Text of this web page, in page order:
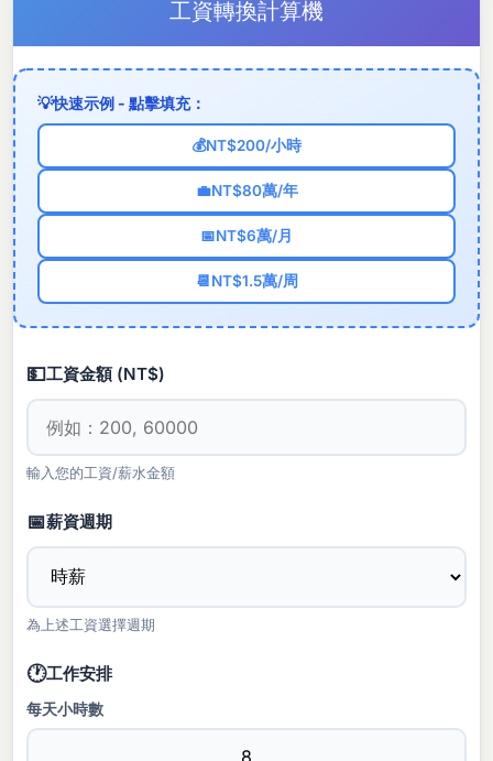
工資轉換計算機
💡快速示例 - 點擊填充：
💰NT$200/小時
💼NT$80萬/年
📅NT$6萬/月
📆NT$1.5萬/周
💵工資金額 (NT$)
輸入您的工資/薪水金額
📅薪資週期
為上述工資選擇週期
🕐工作安排
每天小時數